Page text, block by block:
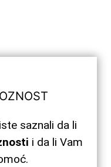
saznali da li
i da li Vam